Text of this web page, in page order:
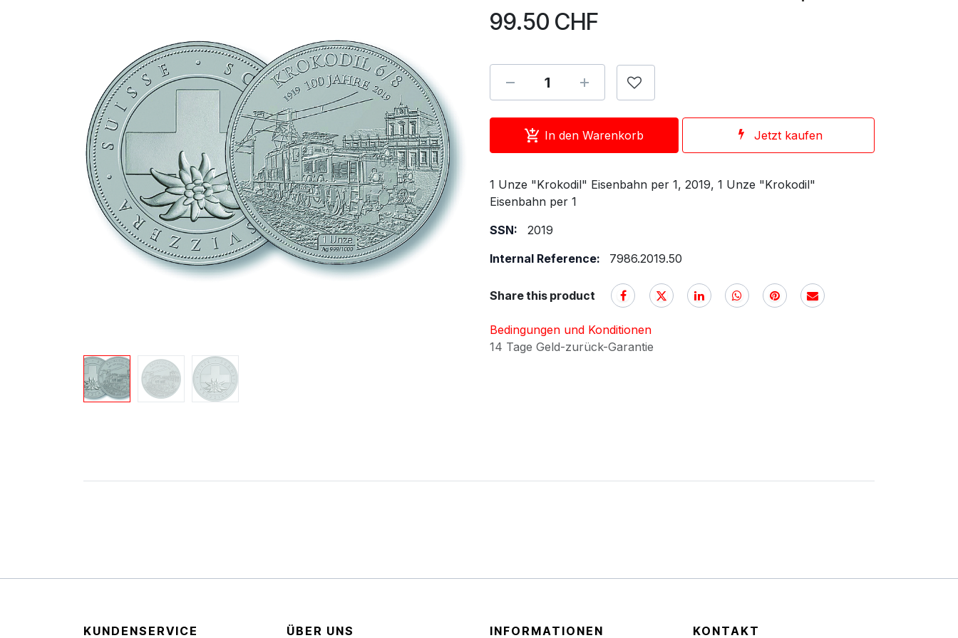
99.50 CHF
In den Warenkorb Jetzt kaufen
1 Unze "Krokodil" Eisenbahn per 1, 2019, 1 Unze "Krokodil"
Eisenbahn per 1
SSN:
2019
Internal Reference:
7986.2019.50
Share this product
Bedingungen und Konditionen
14 Tage Geld-zurück-Garantie
KUNDENSERVICE ÜBER UNS INFORMATIONEN KONTAKT